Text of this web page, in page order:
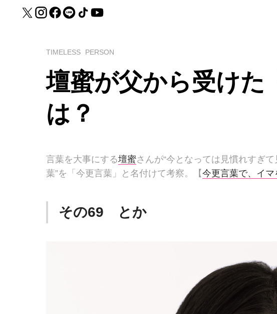
TIMELESS PERSON
壇蜜が父から受けた
は？
言葉を大事にする壇蜜さんが“今となっては見慣れすぎ
葉”を「今更言葉」と名付けて考察。【今更言葉で、イマ
その69 とか